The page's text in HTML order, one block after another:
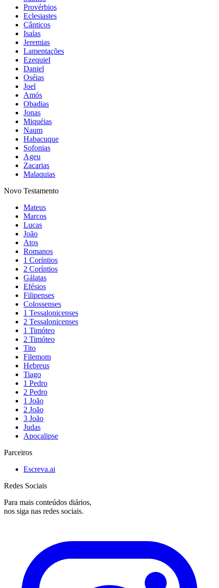
Provérbios
Eclesiastes
Cânticos
Isaías
Jeremias
Lamentações
Ezequiel
Daniel
Oséias
Joel
Amós
Obadias
Jonas
Miquéias
Naum
Habacuque
Sofonias
Ageu
Zacarias
Malaquias
Novo Testamento
Mateus
Marcos
Lucas
João
Atos
Romanos
1 Coríntios
2 Coríntios
Gálatas
Efésios
Filipenses
Colossenses
1 Tessalonicenses
2 Tessalonicenses
1 Timóteo
2 Timóteo
Tito
Filemom
Hebreus
Tiago
1 Pedro
2 Pedro
1 João
2 João
3 João
Judas
Apocalipse
Parceiros
Escreva.ai
Redes Sociais
Para mais conteúdos diários,
nos siga nas redes sociais.